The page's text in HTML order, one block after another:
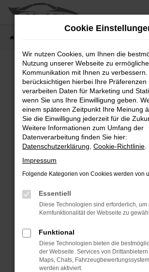
Zum
Fehler: Network Error
Beim Laden ist ein Fehler aufgetreten.
Hier sind ein paar Tipps, die dir
Überprüfe deine Firewall und
Internetverbindung.
Laden andere Webseiten, zum
Suchmaschine?
Prüfe deine
können das Laden bestimmter
verhindern. Funktioniert die Seite
Fenster?
Starte dein Gerät neu.
Das kann manchmal helfen,
Probleme zu beheben.
Cookie
Wir nutzen Cookies, um Ihnen die
Nutzung unserer Webseite zu
Kommunikation mit Ihnen zu verbessern.
berücksichtigen hierbei Ihre Präferenzen
verarbeiten Daten für Marketing und
wenn Sie uns Ihre Einwilligung geben.
einem späteren Zeitpunkt Ihre Meinung
Sie die Einwilligung jederzeit für die
Weitere Informationen zum Umfang der
Datenverarbeitung finden Sie hier:
Datenschutzerklärung Cookie-Richtlinie
Impressum
Folgende Kategorien von Cookies werden von
Essentiell
Diese Technologien sind erforderlich, um
Kernfunktionalität der Webseite zu
Funktional
Diese Technologien bieten die
der Webseite. Services von
Maps, Chats,
werden aktiviert.